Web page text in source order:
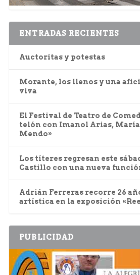
ENTRADAS RECIENTES
Auctoritas y potestas
Morante, los llenos y una
viva
El Festival de Teatro de
telón con Imanol Arias, María
Mendo»
Los títeres regresan este
Castillo con una nueva
Adrián Ferreras recorre 26
artística en la exposición
PUBLICIDAD